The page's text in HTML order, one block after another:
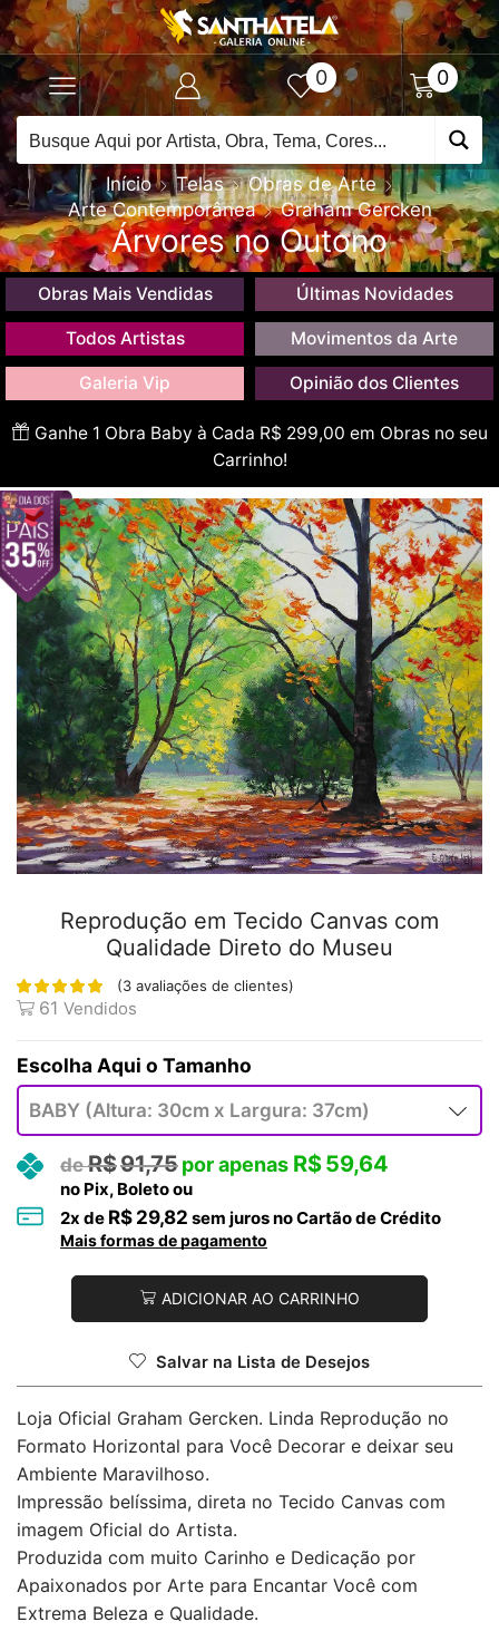
0 0
Início Telas
Obras de Arte
Arte Contemporânea
Graham Gercken
Árvores no Outono
Obras Mais Vendidas Últimas Novidades
Todos Artistas Movimentos da Arte
Galeria Vip Opinião dos Clientes
Ganhe 1 Obra Baby à Cada R$ 299,00 em Obras no seu
Carrinho!
Reprodução em Tecido Canvas com
Qualidade Direto do Museu
(3 avaliações de clientes)
61 Vendidos
Tamanho
R$91,75 R$59,64
no Pix, Boleto ou
2x de R$ 29,82 sem juros no Cartão de Crédito
Mais formas de pagamento
ADICIONAR AO CARRINHO
Salvar na Lista de Desejos
Loja Oficial Graham Gercken. Linda Reprodução no
Formato Horizontal para Você Decorar e deixar seu
Ambiente Maravilhoso.
Impressão belíssima, direta no Tecido Canvas com
imagem Oficial do Artista.
Produzida com muito Carinho e Dedicação por
Apaixonados por Arte para Encantar Você com
Extrema Beleza e Qualidade.